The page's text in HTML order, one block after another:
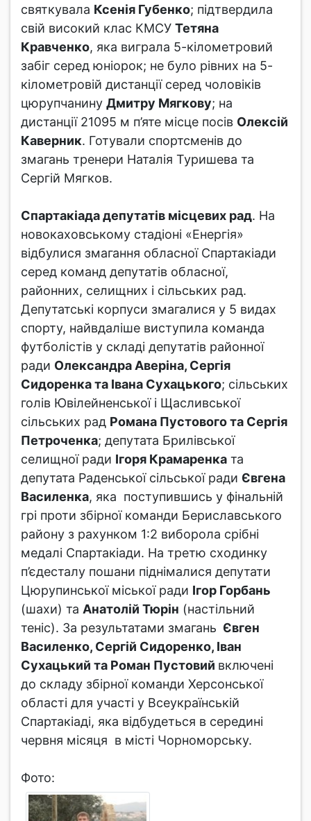
святкувала Ксенія Губенко; підтвердила
свій високий клас КМСУ Тетяна
Кравченко, яка виграла 5-кілометровий
забіг серед юніорок; не було рівних на 5-
кілометровій дистанції серед чоловіків
цюрупчанину Дмитру Мягкову; на
дистанції 21095 м п’яте місце посів Олексій
Каверник. Готували спортсменів до
змагань тренери Наталія Туришева та
Сергій Мягков.
Спартакіада депутатів місцевих рад. На
новокаховському стадіоні «Енергія»
відбулися змагання обласної Спартакіади
серед команд депутатів обласної,
районних, селищних і сільських рад.
Депутатські корпуси змагалися у 5 видах
спорту, найвдаліше виступила команда
футболістів у складі депутатів районної
ради Олександра Аверіна, Сергія
Сидоренка та Івана Сухацького; сільських
голів Ювілейненської і Щасливської
сільських рад Романа Пустового та Сергія
Петроченка; депутата Брилівської
селищної ради Ігоря Крамаренка та
депутата Раденської сільської ради Євгена
Василенка, яка поступившись у фінальній
грі проти збірної команди Бериславського
району з рахунком 1:2 виборола срібні
медалі Спартакіади. На третю сходинку
п’єдесталу пошани піднімалися депутати
Цюрупинської міської ради Ігор Горбань
(шахи) та Анатолій Тюрін (настільний
теніс). За результатами змагань Євген
Василенко, Сергій Сидоренко, Іван
Сухацький та Роман Пустовий включені
до складу збірної команди Херсонської
області для участі у Всеукраїнській
Спартакіаді, яка відбудеться в середині
червня місяця в місті Чорноморську.
Фото: